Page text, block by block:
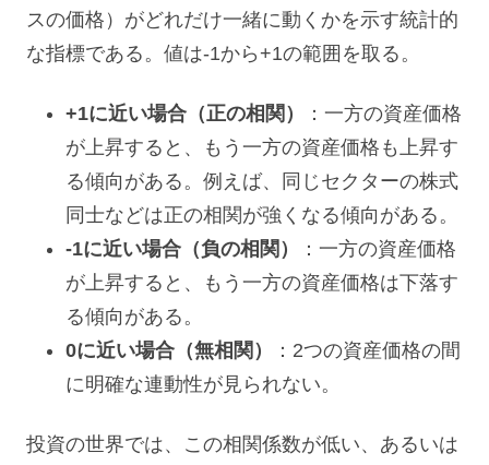
スの価格）がどれだけ一緒に動くかを示す統計的
な指標である。値は-1から+1の範囲を取る。
+1に近い場合（正の相関）
：一方の資産価格
が上昇すると、もう一方の資産価格も上昇す
る傾向がある。例えば、同じセクターの株式
同士などは正の相関が強くなる傾向がある。
-1に近い場合（負の相関）
：一方の資産価格
が上昇すると、もう一方の資産価格は下落す
る傾向がある。
0に近い場合（無相関）
：2つの資産価格の間
に明確な連動性が見られない。
投資の世界では、この相関係数が低い、あるいは